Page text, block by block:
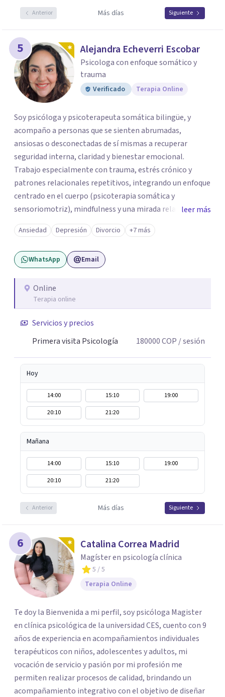
Anterior Más días Siguiente
5 Alejandra Echeverri Escobar
Psicologa con enfoque somático y
trauma
Verificado Terapia Online
Soy psicóloga y psicoterapeuta somática bilingüe, y
acompaño a personas que se sienten abrumadas,
ansiosas o desconectadas de sí mismas a recuperar
seguridad interna, claridad y bienestar emocional.
Trabajo especialmente con trauma, estrés crónico y
patrones relacionales repetitivos, integrando un enfoque
centrado en el cuerpo (psicoterapia somática y
sensoriomotriz), mindfulness y una mirada relacional y
psicodinámica. En terapia te ayudo a entender lo que te
pasa sin juicio, a regular tu sistema nervioso y a
desarrollar recursos concretos para sentirte más
presente, estable y en paz contigo. También tengo
lo que me permite abordar dinámicas profundas que
pueden estar influyendo en tu historia y tus vínculos
leer más
Ansiedad Depresión Divorcio +7 más
WhatsApp Email
Online
Terapia online
Servicios y precios
Primera visita Psicología
180000COP / sesión
Hoy
14:00 15:10
19:00
20:10
21:20
Mañana
14:00 15:10
19:00
20:10
21:20
Anterior Más días Siguiente
6 Catalina Correa Madrid
Magíster en psicología clínica
5 / 5
Terapia Online
Te doy la Bienvenida a mi perfil, soy psicóloga Magister
en clínica psicológica de la universidad CES, cuento con 9
años de experiencia en acompañamientos individuales
terapéuticos con niños, adolescentes y adultos, mi
vocación de servicio y pasión por mi profesión me
permiten realizar procesos de calidad, brindando un
acompañamiento integrativo con el objetivo de diseñar